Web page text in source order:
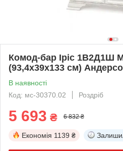
Комод-бар Іріс 1В2Д1Ш
(93,4х39х133 см)
В наявності
Код: мс-30370.02
Роздріб
5 693 ₴ 6 832 ₴
Економія 1139 ₴